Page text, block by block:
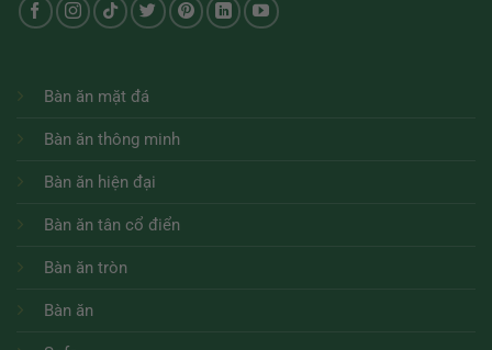
Bàn ăn mặt đá
Bàn ăn thông minh
Bàn ăn hiện đại
Bàn ăn tân cổ điển
Bàn ăn tròn
Bàn ăn